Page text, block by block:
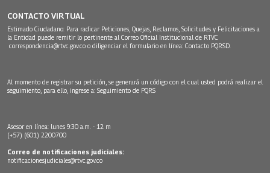
CONTACTO VIRTUAL
Estimado Ciudadano: Para radicar Peticiones, Quejas, Reclamos, Solicitudes y Felicitaciones a
la Entidad puede remitir lo pertinente al Correo Oficial Institucional de RTVC
correspondencia@rtvc.gov.co o diligenciar el formulario en línea: Contacto PQRSD.
Al momento de registrar su petición, se generará un código con el cual usted podrá realizar el
seguimiento, para ello, ingrese a: Seguimiento de PQRS
Asesor en línea: lunes 9:30 a.m. - 12 m
(+57) (601) 2200700
Correo de notificaciones judiciales:
notificacionesjudiciales@rtvc.gov.co